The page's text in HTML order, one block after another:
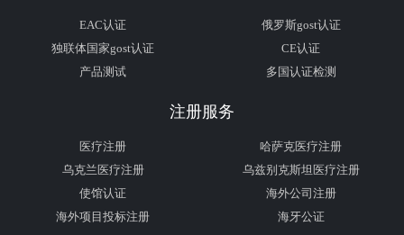
EAC认证
俄罗斯gost认证
独联体国家gost认证
CE认证
产品测试
多国认证检测
注册服务
医疗注册
哈萨克医疗注册
乌克兰医疗注册
乌兹别克斯坦医疗注册
使馆认证
海外公司注册
海外项目投标注册
海牙公证